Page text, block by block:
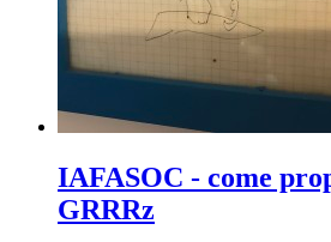
IAFASOC - come
GRRRz